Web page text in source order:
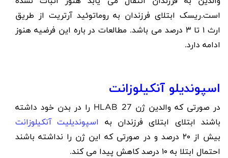
است.ریسک ابتلای فرزندان به روماتوئید آرتریت از طریق
ارث ۱ تا ۳ درصد می باشد. مطالعات در باره این فرضیه هنوز
ادامه دارد.
اسپوندیلو آنکیلوزانت
در صورتی که والدین ژن HLAB 27 را در بدن خود داشته
باشند ابتلای ابتلای فرزندان به
اسپوندیلیت آنکیلوزانت
بیش از ۲۰ درصد و در صورتی که این ژن را نداشته باشند
احتمال ابتلا به ۱۰ درصد کاهش پیدا می کند.